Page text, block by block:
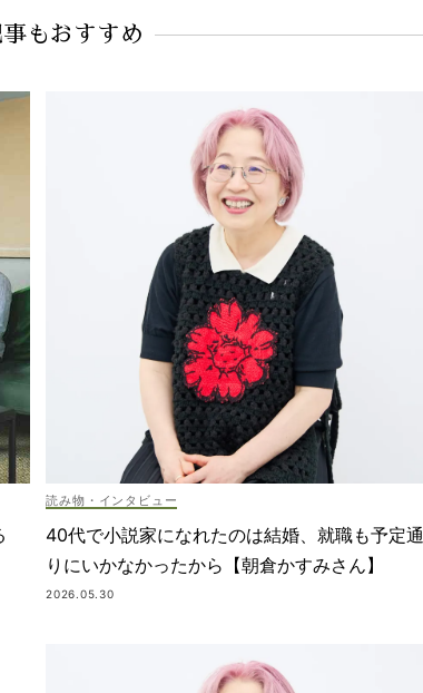
もおすすめ
読み物・インタビュー
40代で小説家になれたのは結婚、就職も予定通
りにいかなかったから【朝倉かすみさん】
2026.05.30